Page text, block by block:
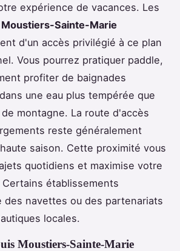
expérience de vacances. Les
Sainte-Marie
d'un accès privilégié à ce plan
Vous pourrez pratiquer paddle,
profiter de baignades
une eau plus tempérée que
montagne. La route d'accès
reste généralement
saison. Cette proximité vous
quotidiens et maximise votre
établissements
des navettes ou des partenariats
locales.
Moustiers-Sainte-Marie